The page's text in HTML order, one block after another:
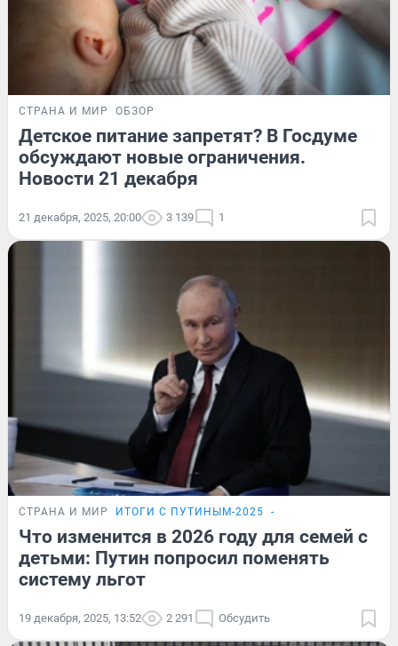
СТРАНА И МИР ОБЗОР
Детское питание запретят? В Госдуме
обсуждают новые ограничения.
Новости 21 декабря
21 декабря, 2025, 20:00 3 139 1
СТРАНА И МИР ИТОГИ С ПУТИНЫМ-2025 -
Что изменится в 2026 году для семей с
детьми: Путин попросил поменять
систему льгот
19 декабря, 2025, 13:52 2 291 Обсудить